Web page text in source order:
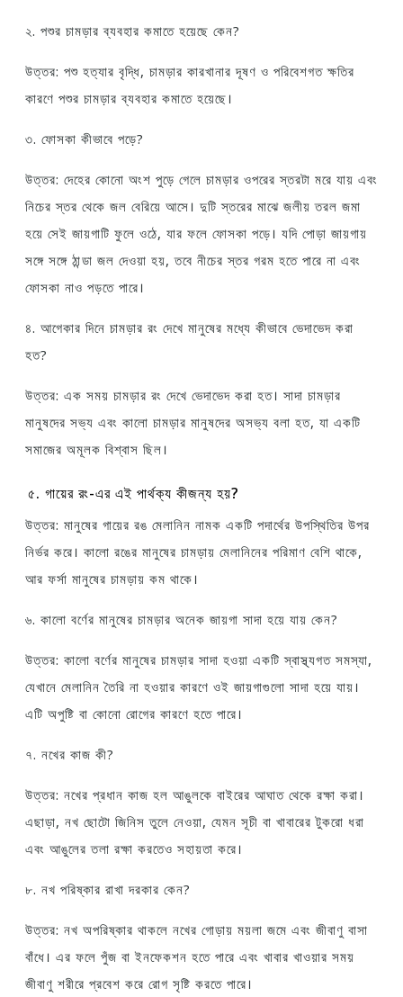
২. পশুর চামড়ার ব্যবহার কমাতে হয়েছে কেন?
উত্তর: পশু হত্যার বৃদ্ধি, চামড়ার কারখানার দূষণ ও পরিবেশগত ক্ষতির
কারণে পশুর চামড়ার ব্যবহার কমাতে হয়েছে।
৩. ফোসকা কীভাবে পড়ে?
উত্তর: দেহের কোনো অংশ পুড়ে গেলে চামড়ার ওপরের স্তরটা মরে যায় এবং
নিচের স্তর থেকে জল বেরিয়ে আসে। দুটি স্তরের মাঝে জলীয় তরল জমা
হয়ে সেই জায়গাটি ফুলে ওঠে, যার ফলে ফোসকা পড়ে। যদি পোড়া জায়গায়
সঙ্গে সঙ্গে ঠান্ডা জল দেওয়া হয়, তবে নীচের স্তর গরম হতে পারে না এবং
ফোসকা নাও পড়তে পারে।
৪. আগেকার দিনে চামড়ার রং দেখে মানুষের মধ্যে কীভাবে ভেদাভেদ করা
হত?
উত্তর: এক সময় চামড়ার রং দেখে ভেদাভেদ করা হত। সাদা চামড়ার
মানুষদের সভ্য এবং কালো চামড়ার মানুষদের অসভ্য বলা হত, যা একটি
সমাজের অমূলক বিশ্বাস ছিল।
৫. গায়ের রং-এর এই পার্থক্য কীজন্য হয়?
উত্তর: মানুষের গায়ের রঙ মেলানিন নামক একটি পদার্থের উপস্থিতির উপর
নির্ভর করে। কালো রঙের মানুষের চামড়ায় মেলানিনের পরিমাণ বেশি থাকে,
আর ফর্সা মানুষের চামড়ায় কম থাকে।
৬. কালো বর্ণের মানুষের চামড়ার অনেক জায়গা সাদা হয়ে যায় কেন?
উত্তর: কালো বর্ণের মানুষের চামড়ার সাদা হওয়া একটি স্বাস্থ্যগত সমস্যা,
যেখানে মেলানিন তৈরি না হওয়ার কারণে ওই জায়গাগুলো সাদা হয়ে যায়।
এটি অপুষ্টি বা কোনো রোগের কারণে হতে পারে।
৭. নখের কাজ কী?
উত্তর: নখের প্রধান কাজ হল আঙুলকে বাইরের আঘাত থেকে রক্ষা করা।
এছাড়া, নখ ছোটো জিনিস তুলে নেওয়া, যেমন সূচী বা খাবারের টুকরো ধরা
এবং আঙুলের তলা রক্ষা করতেও সহায়তা করে।
৮. নখ পরিষ্কার রাখা দরকার কেন?
উত্তর: নখ অপরিষ্কার থাকলে নখের গোড়ায় ময়লা জমে এবং জীবাণু বাসা
বাঁধে। এর ফলে পুঁজ বা ইনফেকশন হতে পারে এবং খাবার খাওয়ার সময়
জীবাণু শরীরে প্রবেশ করে রোগ সৃষ্টি করতে পারে।